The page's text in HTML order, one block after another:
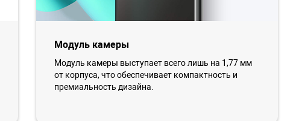
Модуль камеры
Модуль камеры выступает всего лишь на 1,77 мм
от корпуса, что обеспечивает компактность и
премиальность дизайна.